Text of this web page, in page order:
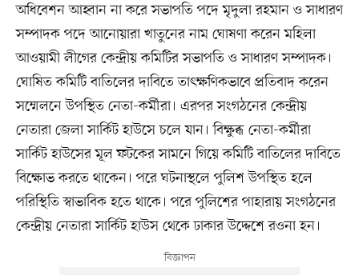
অধিবেশন আহ্বান না করে সভাপতি পদে মৃদুলা রহমান ও সাধারণ
সম্পাদক পদে আনোয়ারা খাতুনের নাম ঘোষণা করেন মহিলা
আওয়ামী লীগের কেন্দ্রীয় কমিটির সভাপতি ও সাধারণ সম্পাদক।
ঘোষিত কমিটি বাতিলের দাবিতে তাৎক্ষণিকভাবে প্রতিবাদ করেন
সম্মেলনে উপস্থিত নেতা-কর্মীরা। এরপর সংগঠনের কেন্দ্রীয়
নেতারা জেলা সার্কিট হাউসে চলে যান। বিক্ষুব্ধ নেতা-কর্মীরা
সার্কিট হাউসের মূল ফটকের সামনে গিয়ে কমিটি বাতিলের দাবিতে
বিক্ষোভ করতে থাকেন। পরে ঘটনাস্থলে পুলিশ উপস্থিত হলে
পরিস্থিতি স্বাভাবিক হতে থাকে। পরে পুলিশের পাহারায় সংগঠনের
কেন্দ্রীয় নেতারা সার্কিট হাউস থেকে ঢাকার উদ্দেশে রওনা হন।